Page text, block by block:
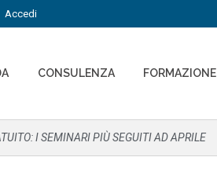
Accedi
CONSULENZA FORMAZIONE
I SEMINARI PIÙ SEGUITI AD APRILE